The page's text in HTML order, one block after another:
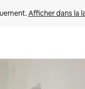
Afficher dans la